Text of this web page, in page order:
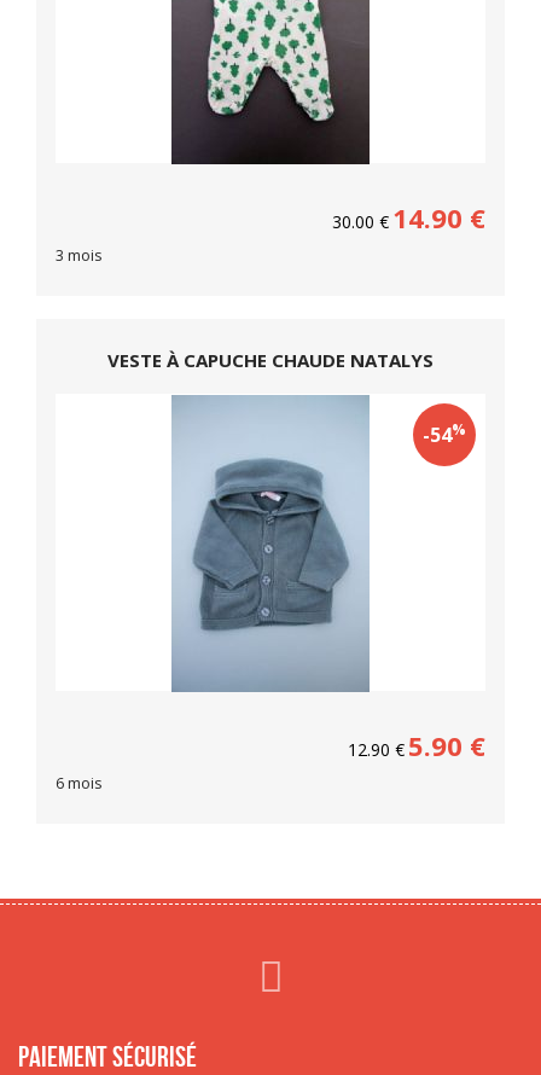
30.00 € 14.90 €
3 mois
VESTE À CAPUCHE CHAUDE NATALYS
-54%
12.90 € 5.90 €
6 mois
Paiement sécurisé